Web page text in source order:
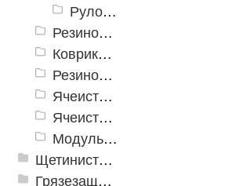
Рулонное покрытие «Змейка» 1,2 х 12 м (h = 8 мм)
Резиновые коврики и дорожки «Restorant»
Коврики PinMat Волна
Резиновые коврики Шашки
Ячеистое модульное грязезащитное покрытие «Optima Duos»
Ячеистые коврик дорожка «Шашки»
Модульное напольное покрытие "Грязезащитные Соты"
Щетинистые покрытия
Грязезащитные, влаговпитывающие покрытия